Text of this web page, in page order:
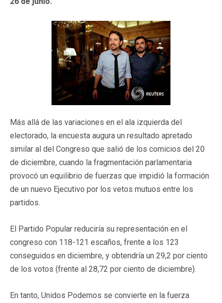
Más allá de las variaciones en el ala izquierda del
electorado, la encuesta augura un resultado apretado
similar al del Congreso que salió de los comicios del 20
de diciembre, cuando la fragmentación parlamentaria
provocó un equilibrio de fuerzas que impidió la formación
de un nuevo Ejecutivo por los vetos mutuos entre los
partidos.
El Partido Popular reduciría su representación en el
congreso con 118-121 escaños, frente a los 123
conseguidos en diciembre, y obtendría un 29,2 por ciento
de los votos (frente al 28,72 por ciento de diciembre).
En tanto, Unidos Podemos se convierte en la fuerza